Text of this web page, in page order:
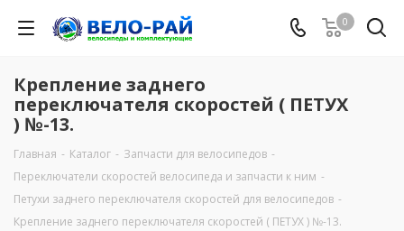
0
Крепление заднего
переключателя скоростей ( ПЕТУХ
) №-13.
Главная - Каталог - Запчасти для велосипедов -
Переключатели скоростей велосипеда и запчасти к ним -
Петухи заднего переключателя скоростей для велосипедов -
Крепление заднего переключателя скоростей ( ПЕТУХ ) №-13.